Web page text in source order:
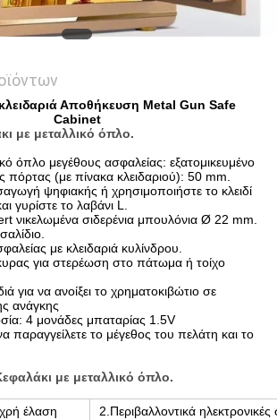
Αποθήκευση Metal Gun Safe
Cabinet
με μεταλλικό όπλο.
όπλο μεγέθους ασφαλείας: εξατομικευμένο
πόρτας (με πίνακα κλειδαριού): 50 mm.
ψηφιακής ή χρησιμοποιήστε το κλειδί
γυρίστε το λαβάνι L.
νικελωμένα σιδερένια μπουλόνια Ø 22 mm.
με κλειδαριά κυλίνδρου.
για στερέωση στο πάτωμα ή τοίχο
για να ανοίξει το χρηματοκιβώτιο σε
ανάγκης
4 μονάδες μπαταρίας 1.5V
παραγγείλετε το μέγεθος του πελάτη και το
με μεταλλικό όπλο.
έλαση
2.Περιβαλλοντικά ηλεκτρονικές